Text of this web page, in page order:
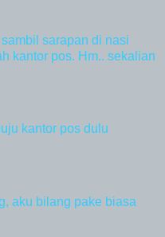
sarapan di nasi
kantor pos. Hm.. sekalian
kantor pos dulu
aku bilang pake biasa